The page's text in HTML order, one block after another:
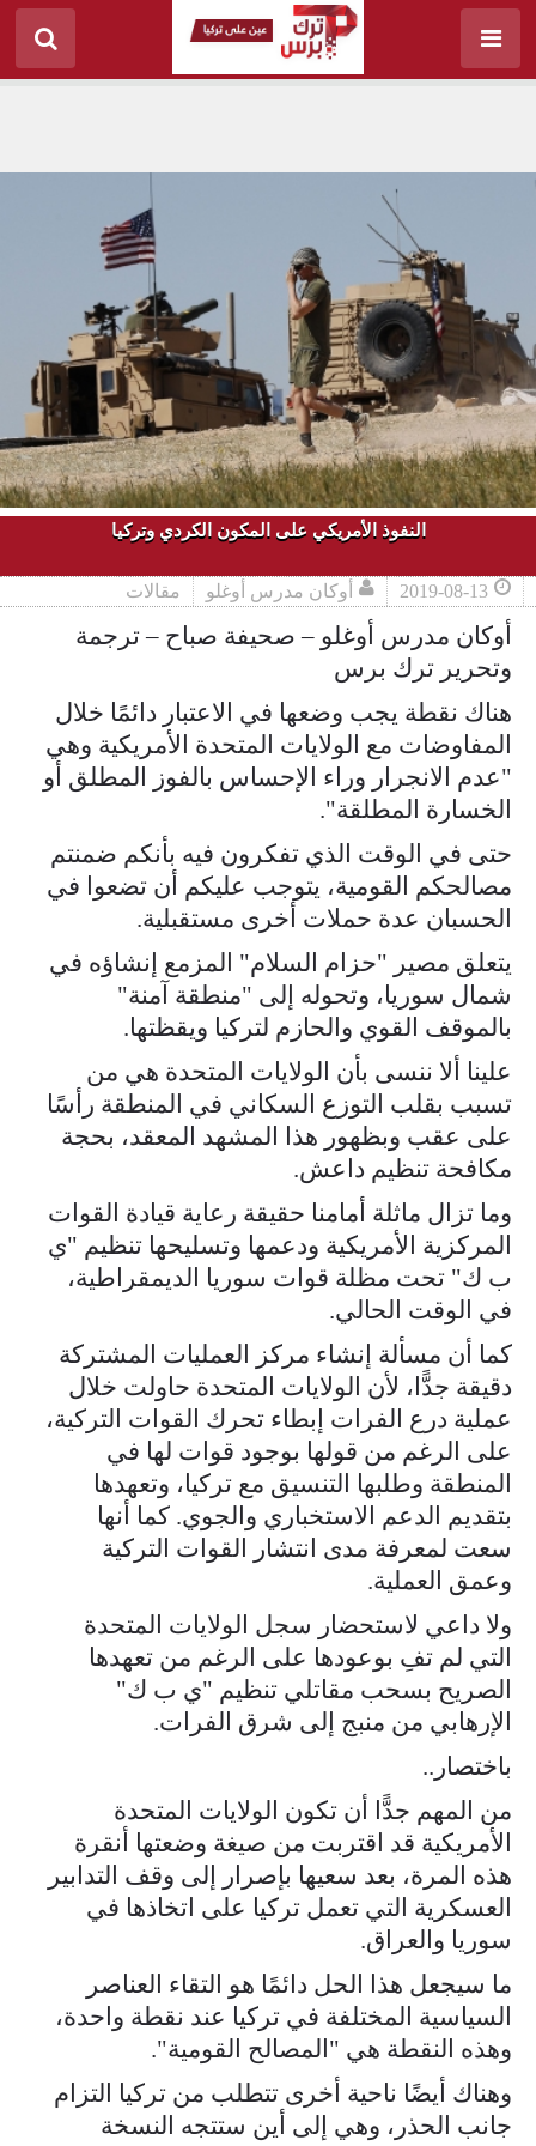
النفوذ الأمريكي على المكون الكردي وتركيا
2019-08-13 أوكان مدرس أوغلو مقالات
أوكان مدرس أوغلو – صحيفة صباح – ترجمة
وتحرير ترك برس
هناك نقطة يجب وضعها في الاعتبار دائمًا خلال
المفاوضات مع الولايات المتحدة الأمريكية وهي
"عدم الانجرار وراء الإحساس بالفوز المطلق أو
الخسارة المطلقة".
حتى في الوقت الذي تفكرون فيه بأنكم ضمنتم
مصالحكم القومية، يتوجب عليكم أن تضعوا في
الحسبان عدة حملات أخرى مستقبلية.
يتعلق مصير "حزام السلام" المزمع إنشاؤه في
شمال سوريا، وتحوله إلى "منطقة آمنة"
بالموقف القوي والحازم لتركيا ويقظتها.
علينا ألا ننسى بأن الولايات المتحدة هي من
تسبب بقلب التوزع السكاني في المنطقة رأسًا
على عقب وبظهور هذا المشهد المعقد، بحجة
مكافحة تنظيم داعش.
وما تزال ماثلة أمامنا حقيقة رعاية قيادة القوات
المركزية الأمريكية ودعمها وتسليحها تنظيم "ي
ب ك" تحت مظلة قوات سوريا الديمقراطية،
في الوقت الحالي.
كما أن مسألة إنشاء مركز العمليات المشتركة
دقيقة جدًّا، لأن الولايات المتحدة حاولت خلال
عملية درع الفرات إبطاء تحرك القوات التركية،
على الرغم من قولها بوجود قوات لها في
المنطقة وطلبها التنسيق مع تركيا، وتعهدها
بتقديم الدعم الاستخباري والجوي. كما أنها
سعت لمعرفة مدى انتشار القوات التركية
وعمق العملية.
ولا داعي لاستحضار سجل الولايات المتحدة
التي لم تفِ بوعودها على الرغم من تعهدها
الصريح بسحب مقاتلي تنظيم "ي ب ك"
الإرهابي من منبج إلى شرق الفرات.
باختصار..
من المهم جدًّا أن تكون الولايات المتحدة
الأمريكية قد اقتربت من صيغة وضعتها أنقرة
هذه المرة، بعد سعيها بإصرار إلى وقف التدابير
العسكرية التي تعمل تركيا على اتخاذها في
سوريا والعراق.
ما سيجعل هذا الحل دائمًا هو التقاء العناصر
السياسية المختلفة في تركيا عند نقطة واحدة،
وهذه النقطة هي "المصالح القومية".
وهناك أيضًا ناحية أخرى تتطلب من تركيا التزام
جانب الحذر، وهي إلى أين ستتجه النسخة